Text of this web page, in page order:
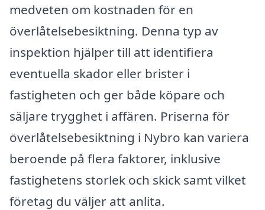
medveten om kostnaden för en
överlåtelsebesiktning. Denna typ av
inspektion hjälper till att identifiera
eventuella skador eller brister i
fastigheten och ger både köpare och
säljare trygghet i affären. Priserna för
överlåtelsebesiktning i Nybro kan variera
beroende på flera faktorer, inklusive
fastighetens storlek och skick samt vilket
företag du väljer att anlita.